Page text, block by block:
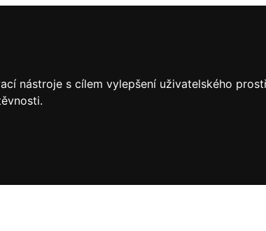
nástroje s cílem vylepšení uživatelského